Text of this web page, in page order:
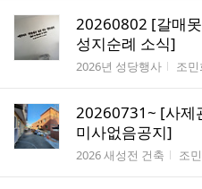
20260802 [갈매
성지순례 소식]
게시판명
2026년 성당행사 작성
조
20260731~ [사제
미사없음공지]
게시판명
2026 새성전 건축 작
조